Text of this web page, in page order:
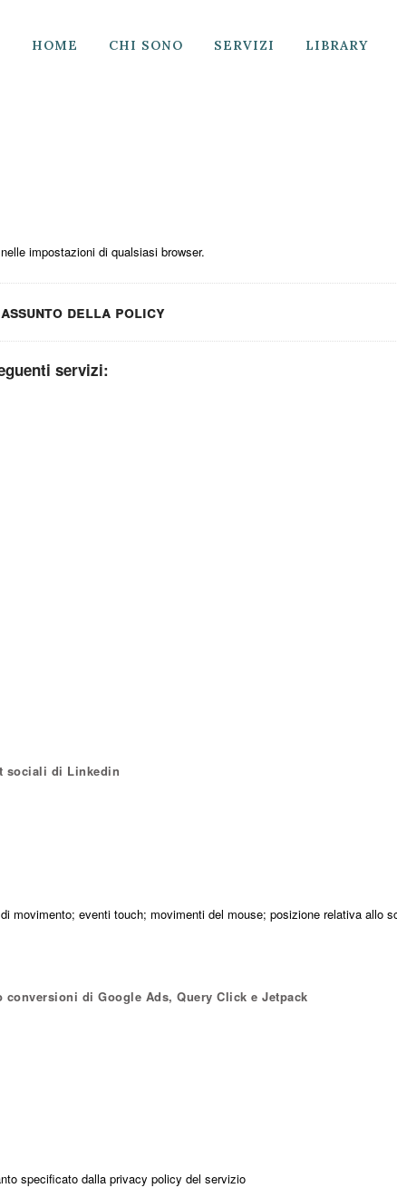
HOME CHI SONO SERVIZI LIBRARY
impostazioni di qualsiasi browser.
della policy
servizi:
sociali di Linkedin
eventi touch; movimenti del mouse; posizione relativa allo
di Google Ads, Query Click e Jetpack
specificato dalla privacy policy del servizio